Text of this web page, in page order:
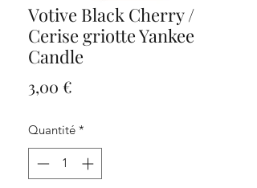
Votive Black Cherry /
Cerise griotte Yankee
Candle
3,00 €
Quantité *